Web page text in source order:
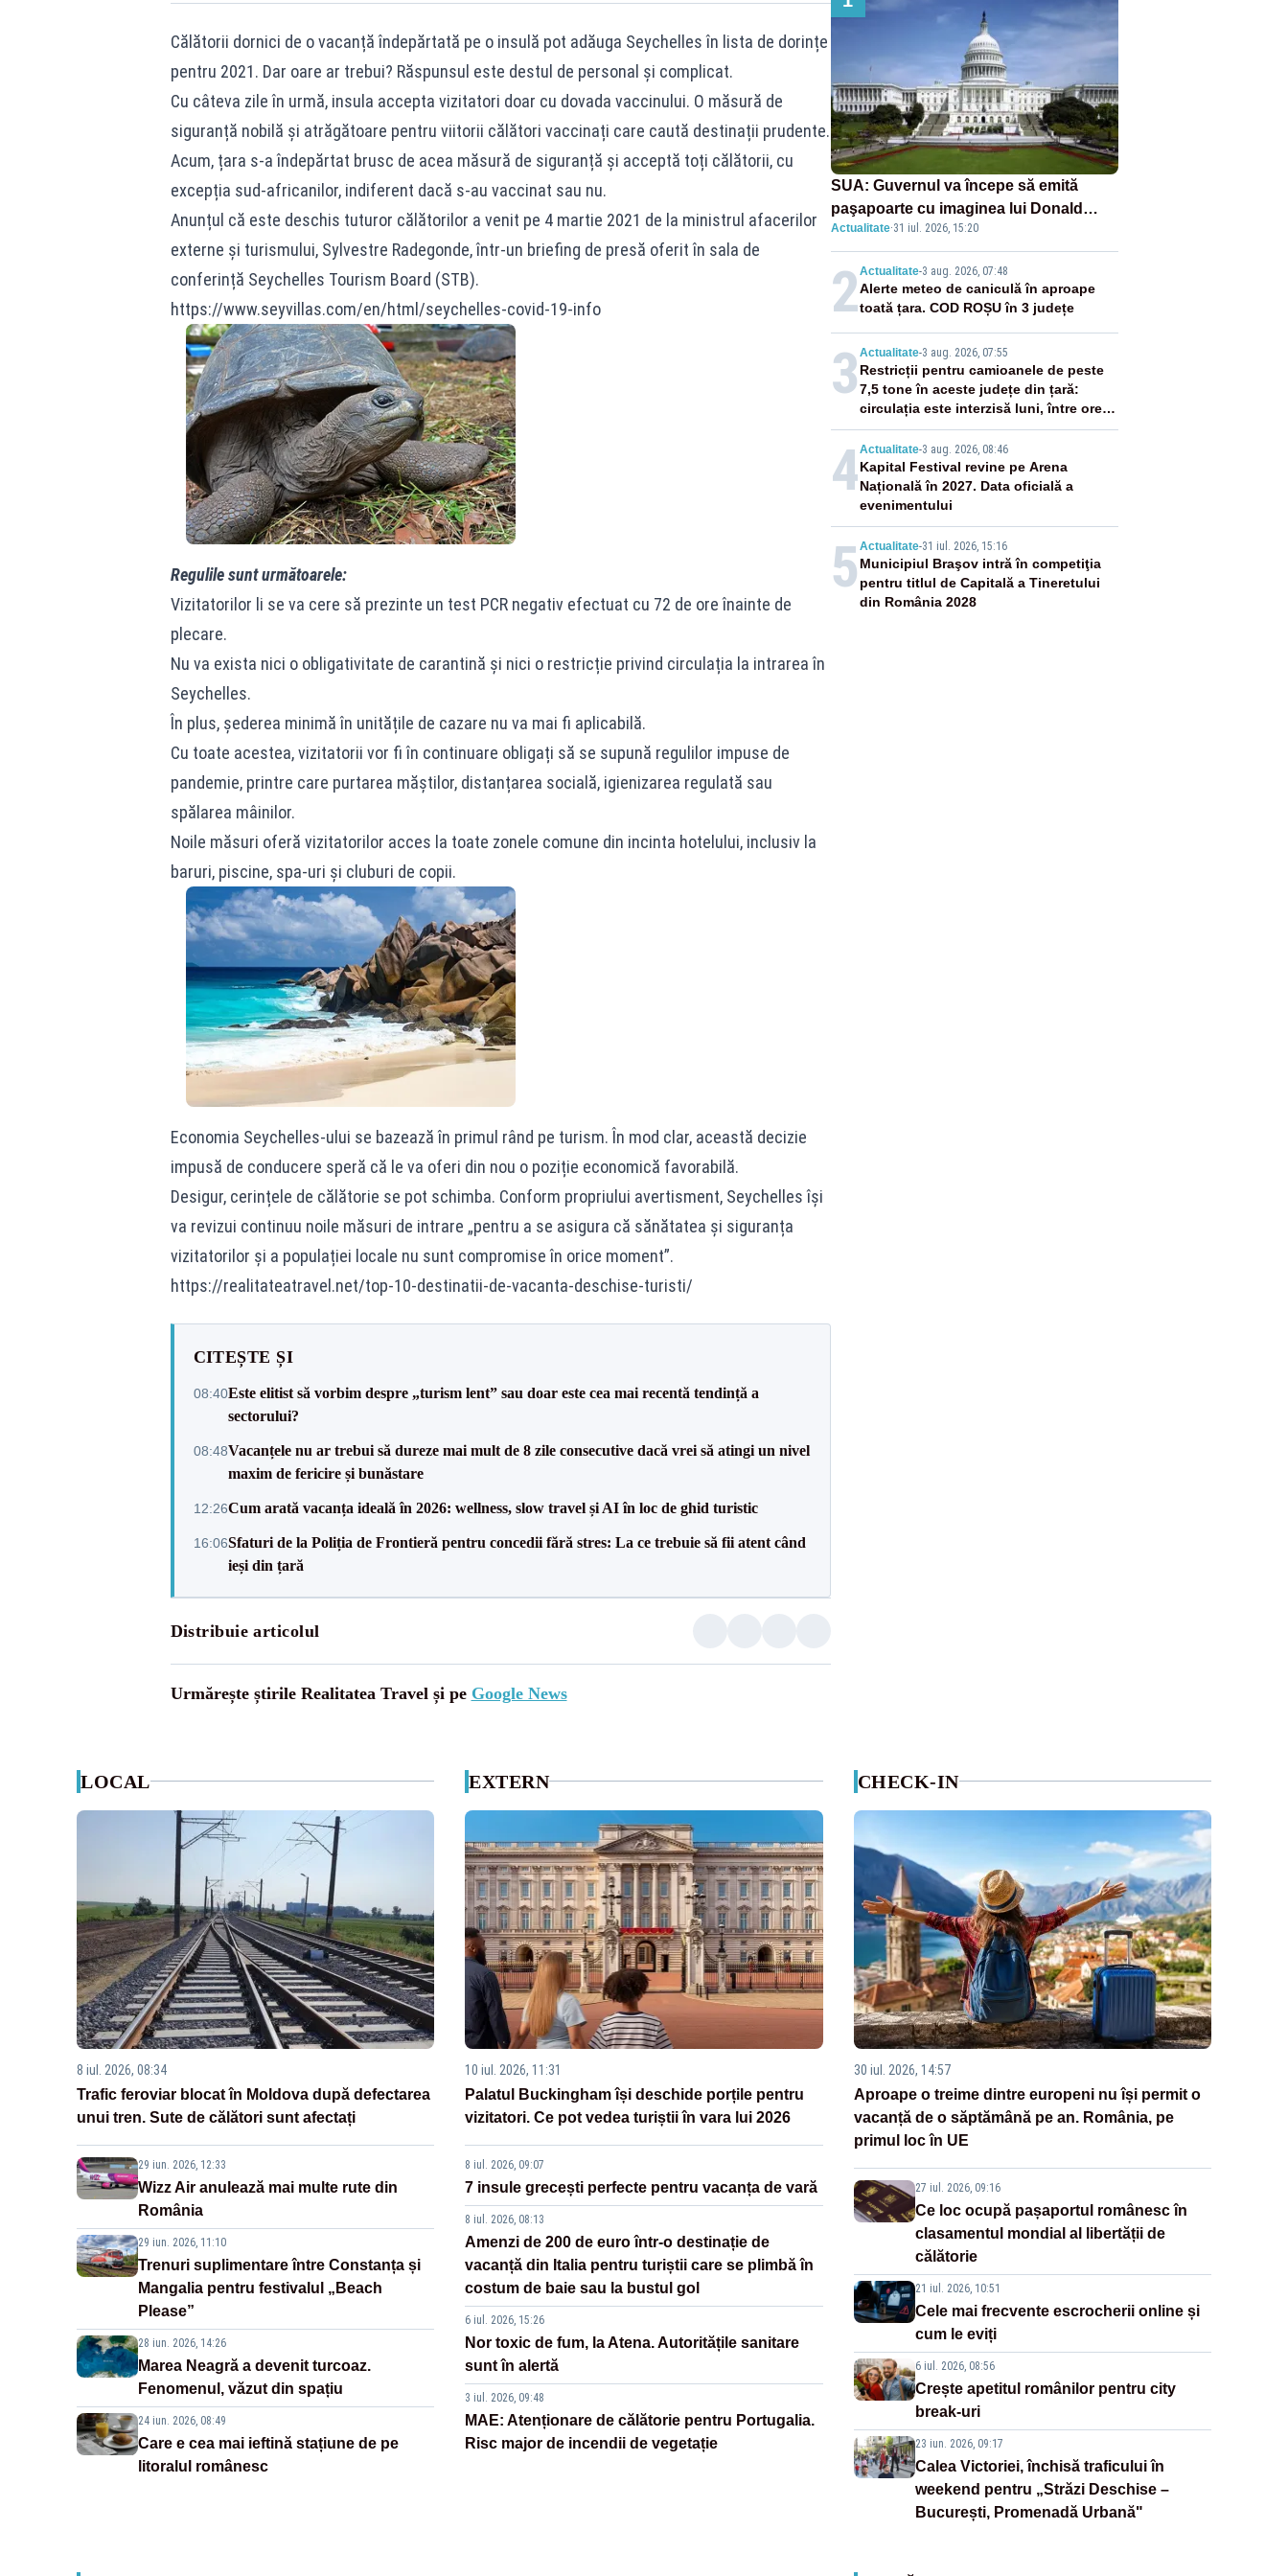
Călătorii dornici de o vacanță îndepărtată pe o insulă pot adăuga Seychelles în lista de dorințe
pentru 2021. Dar oare ar trebui? Răspunsul este destul de personal și complicat.
Cu câteva zile în urmă, insula accepta vizitatori doar cu dovada vaccinului. O măsură de
siguranță nobilă și atrăgătoare pentru viitorii călători vaccinați care caută destinații prudente.
Acum, țara s-a îndepărtat brusc de acea măsură de siguranță și acceptă toți călătorii, cu
excepția sud-africanilor, indiferent dacă s-au vaccinat sau nu.
Anunțul că este deschis tuturor călătorilor a venit pe 4 martie 2021 de la ministrul afacerilor
externe și turismului, Sylvestre Radegonde, într-un briefing de presă oferit în sala de
conferință Seychelles Tourism Board (STB).
https://www.seyvillas.com/en/html/seychelles-covid-19-info
Regulile sunt următoarele:
Vizitatorilor li se va cere să prezinte un test PCR negativ efectuat cu 72 de ore înainte de
plecare.
Nu va exista nici o obligativitate de carantină și nici o restricție privind circulația la intrarea în
Seychelles.
În plus, șederea minimă în unitățile de cazare nu va mai fi aplicabilă.
Cu toate acestea, vizitatorii vor fi în continuare obligați să se supună regulilor impuse de
pandemie, printre care purtarea măștilor, distanțarea socială, igienizarea regulată sau
spălarea mâinilor.
Noile măsuri oferă vizitatorilor acces la toate zonele comune din incinta hotelului, inclusiv la
baruri, piscine, spa-uri și cluburi de copii.
Economia Seychelles-ului se bazează în primul rând pe turism. În mod clar, această decizie
impusă de conducere speră că le va oferi din nou o poziție economică favorabilă.
Desigur, cerințele de călătorie se pot schimba. Conform propriului avertisment, Seychelles își
va revizui continuu noile măsuri de intrare „pentru a se asigura că sănătatea și siguranța
vizitatorilor și a populației locale nu sunt compromise în orice moment”.
https://realitateatravel.net/top-10-destinatii-de-vacanta-deschise-turisti/
CITEȘTE ȘI
08:40Este elitist să vorbim despre „turism lent” sau doar este cea mai recentă tendință a
sectorului?
08:48Vacanțele nu ar trebui să dureze mai mult de 8 zile consecutive dacă vrei să atingi un nivel
maxim de fericire și bunăstare
12:26Cum arată vacanța ideală în 2026: wellness, slow travel și AI în loc de ghid turistic
16:06Sfaturi de la Poliția de Frontieră pentru concedii fără stres: La ce trebuie să fii atent când
ieși din țară
Distribuie articolul
Urmărește știrile Realitatea Travel și pe Google News
SUA: Guvernul va începe să emită
paşapoarte cu imaginea lui Donald
Trump începând cu 8 august
Actualitate·31 iul. 2026, 15:20
2Actualitate-3 aug. 2026, 07:48
Alerte meteo de caniculă în aproape
toată țara. COD ROȘU în 3 județe
3 Actualitate-3 aug. 2026, 07:55
Restricții pentru camioanele de peste
7,5 tone în aceste județe din țară:
circulația este interzisă luni, între orele
12:00 și 20:00
4Actualitate-3 aug. 2026, 08:46
Kapital Festival revine pe Arena
Națională în 2027. Data oficială a
evenimentului
5 Actualitate-31 iul. 2026, 15:16
Municipiul Braşov intră în competiţia
pentru titlul de Capitală a Tineretului
din România 2028
LOCAL
8 iul. 2026, 08:34
Trafic feroviar blocat în Moldova după defectarea
unui tren. Sute de călători sunt afectați
29 iun. 2026, 12:33
Wizz Air anulează mai multe rute din
România
29 iun. 2026, 11:10
Trenuri suplimentare între Constanța și
Mangalia pentru festivalul „Beach
Please”
28 iun. 2026, 14:26
Marea Neagră a devenit turcoaz.
Fenomenul, văzut din spațiu
24 iun. 2026, 08:49
Care e cea mai ieftină stațiune de pe
litoralul românesc
EXTERN
10 iul. 2026, 11:31
Palatul Buckingham își deschide porțile pentru
vizitatori. Ce pot vedea turiștii în vara lui 2026
8 iul. 2026, 09:07
7 insule grecești perfecte pentru vacanța de vară
8 iul. 2026, 08:13
Amenzi de 200 de euro într-o destinație de
vacanță din Italia pentru turiștii care se plimbă în
costum de baie sau la bustul gol
6 iul. 2026, 15:26
Nor toxic de fum, la Atena. Autoritățile sanitare
sunt în alertă
3 iul. 2026, 09:48
MAE: Atenționare de călătorie pentru Portugalia.
Risc major de incendii de vegetație
CHECK-IN
30 iul. 2026, 14:57
Aproape o treime dintre europeni nu își permit o
vacanță de o săptămână pe an. România, pe
primul loc în UE
27 iul. 2026, 09:16
Ce loc ocupă pașaportul românesc în
clasamentul mondial al libertății de
călătorie
21 iul. 2026, 10:51
Cele mai frecvente escrocherii online și
cum le eviți
6 iul. 2026, 08:56
Crește apetitul românilor pentru city
break-uri
23 iun. 2026, 09:17
Calea Victoriei, închisă traficului în
weekend pentru „Străzi Deschise –
București, Promenadă Urbană"